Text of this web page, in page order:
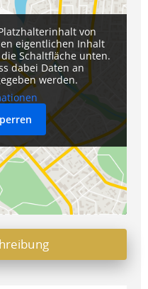
von
eigentlichen Inhalt
Schaltfläche unten.
dabei Daten an
werden.